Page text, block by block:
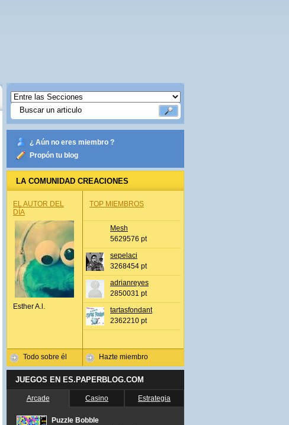
¿ Aún no eres miembro ?
Propón tu blog
LA COMUNIDAD CREACIONES
EL AUTOR DEL
DÍA
Esther A.l.
Todo sobre él
TOP MIEMBROS
Mesh
5629576 pt
sepelaci
3268454 pt
adrianreyes
2850031 pt
tartasfondant
2362210 pt
Hazte miembro
JUEGOS EN ES.PAPERBLOG.COM
Arcade Casino Estrategia
Puzzle Bobble